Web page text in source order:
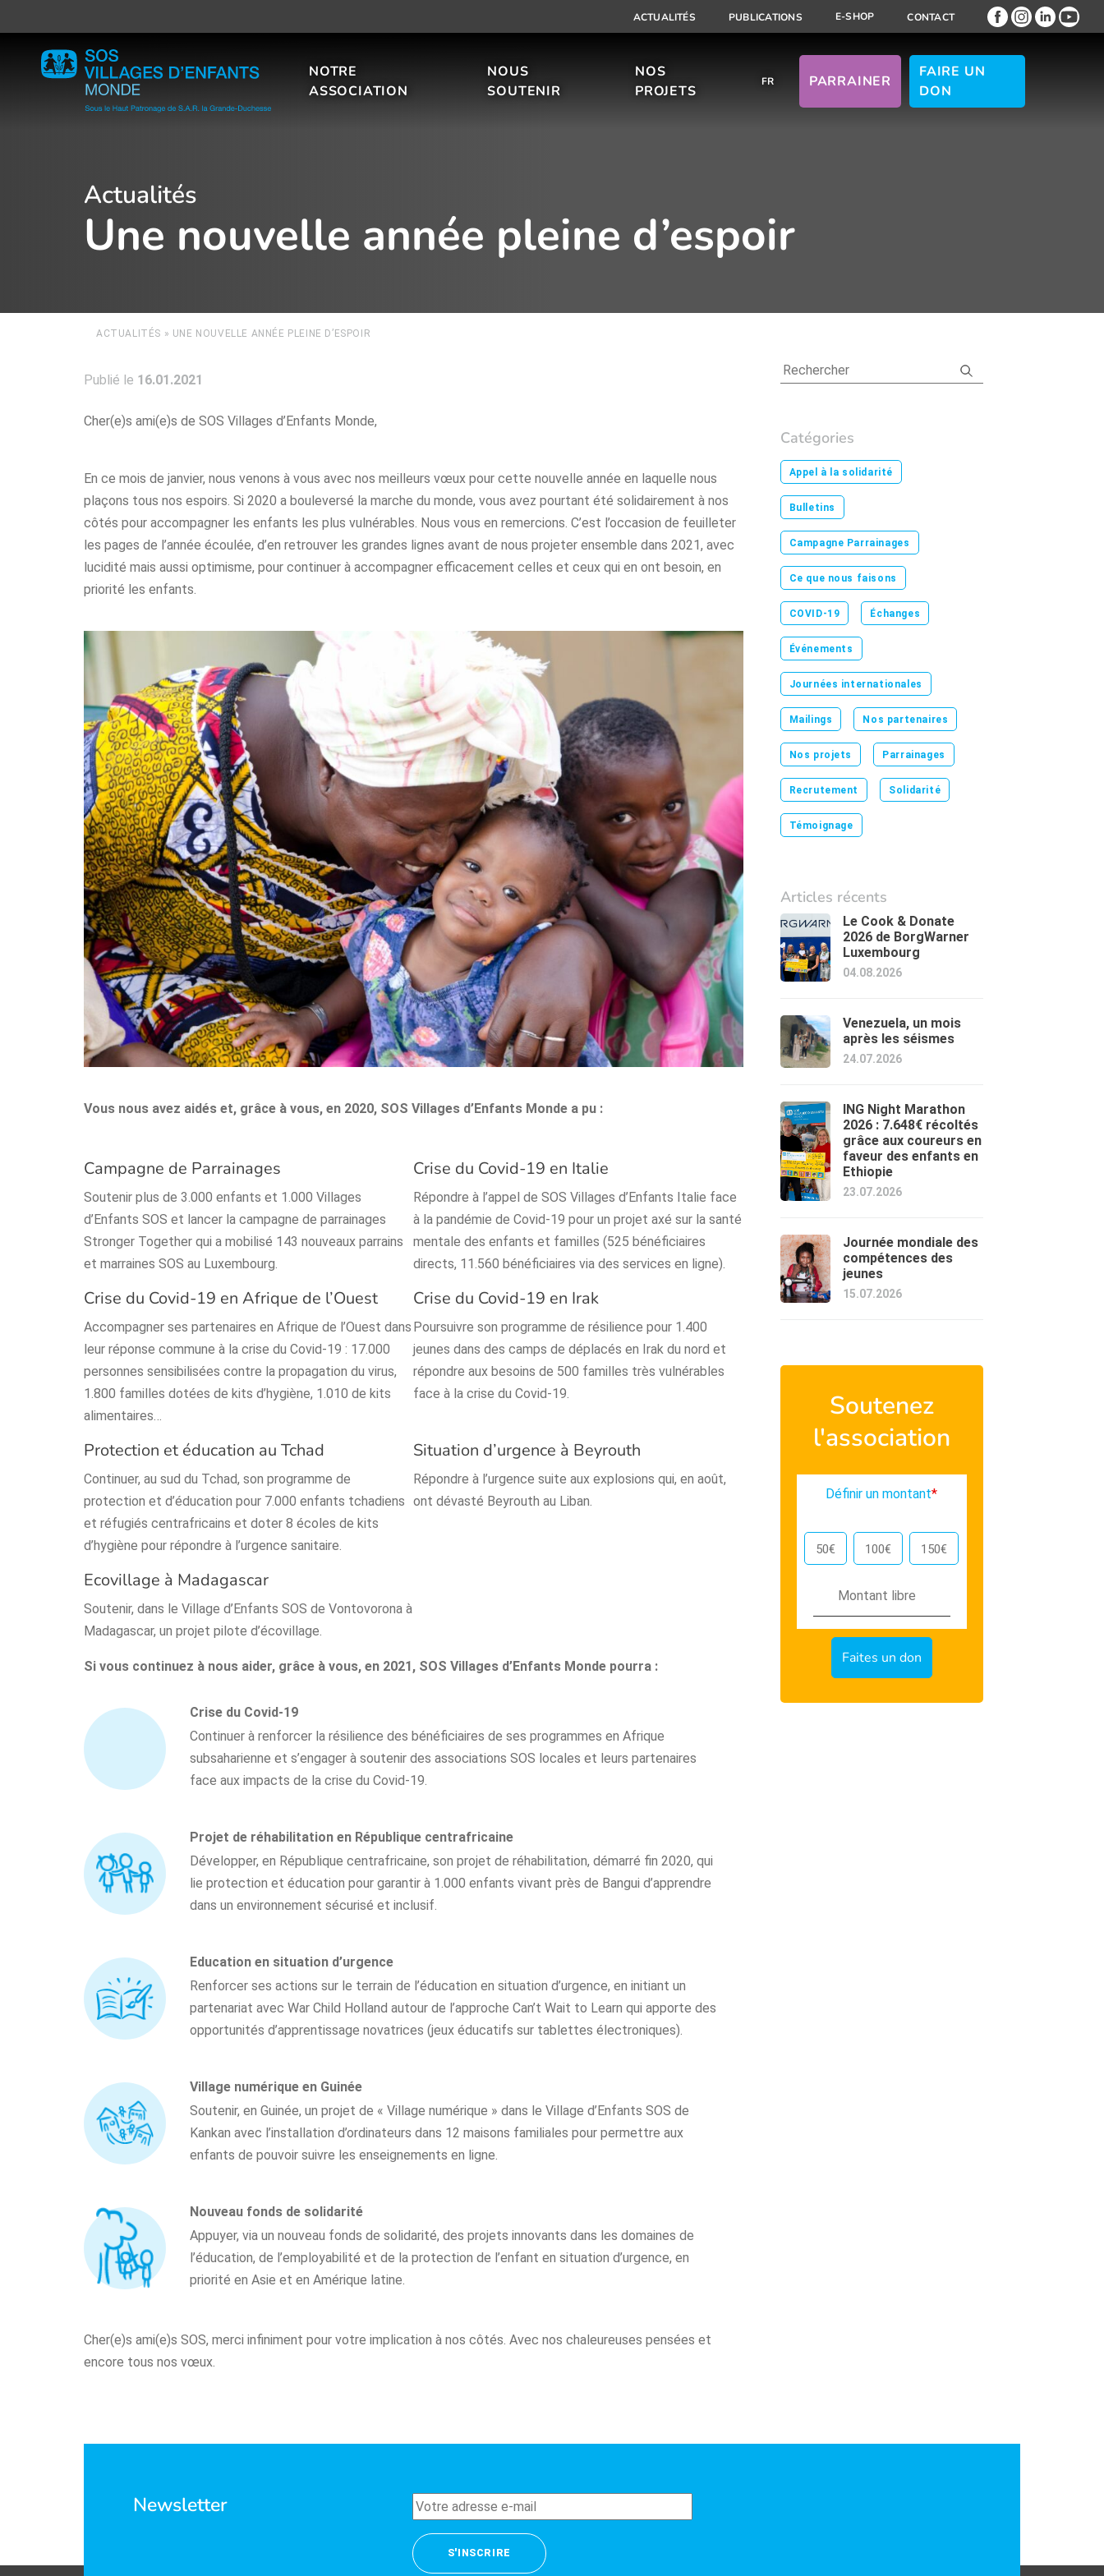
ACTUALITÉS PUBLICATIONS E-SHOP CONTACT
NOTRE
ASSOCIATION
NOUS
SOUTENIR
NOS
PROJETS
PARRAINER
FAIRE UN
DON
FR
Actualités
Une nouvelle année pleine d’espoir
ACTUALITÉS » UNE NOUVELLE ANNÉE PLEINE D’ESPOIR
Publié le 16.01.2021
Cher(e)s ami(e)s de SOS Villages d’Enfants Monde,
En ce mois de janvier, nous venons à vous avec nos meilleurs vœux pour cette nouvelle année en laquelle nous
plaçons tous nos espoirs. Si 2020 a bouleversé la marche du monde, vous avez pourtant été solidairement à nos
côtés pour accompagner les enfants les plus vulnérables. Nous vous en remercions. C’est l’occasion de feuilleter
les pages de l’année écoulée, d’en retrouver les grandes lignes avant de nous projeter ensemble dans 2021, avec
lucidité mais aussi optimisme, pour continuer à accompagner efficacement celles et ceux qui en ont besoin, en
priorité les enfants.
Vous nous avez aidés et, grâce à vous, en 2020, SOS Villages d’Enfants Monde a pu :
Campagne de Parrainages
Soutenir plus de 3.000 enfants et 1.000 Villages
d’Enfants SOS et lancer la campagne de parrainages
Stronger Together qui a mobilisé 143 nouveaux parrains
et marraines SOS au Luxembourg.
Crise du Covid-19 en Italie
Répondre à l’appel de SOS Villages d’Enfants Italie face
à la pandémie de Covid-19 pour un projet axé sur la santé
mentale des enfants et familles (525 bénéficiaires
directs, 11.560 bénéficiaires via des services en ligne).
Crise du Covid-19 en Afrique de l’Ouest
Accompagner ses partenaires en Afrique de l’Ouest dans
leur réponse commune à la crise du Covid-19 : 17.000
personnes sensibilisées contre la propagation du virus,
1.800 familles dotées de kits d’hygiène, 1.010 de kits
alimentaires…
Crise du Covid-19 en Irak
Poursuivre son programme de résilience pour 1.400
jeunes dans des camps de déplacés en Irak du nord et
répondre aux besoins de 500 familles très vulnérables
face à la crise du Covid-19.
Protection et éducation au Tchad
Continuer, au sud du Tchad, son programme de
protection et d’éducation pour 7.000 enfants tchadiens
et réfugiés centrafricains et doter 8 écoles de kits
d’hygiène pour répondre à l’urgence sanitaire.
Situation d’urgence à Beyrouth
Répondre à l’urgence suite aux explosions qui, en août,
ont dévasté Beyrouth au Liban.
Ecovillage à Madagascar
Soutenir, dans le Village d’Enfants SOS de Vontovorona à
Madagascar, un projet pilote d’écovillage.
Si vous continuez à nous aider, grâce à vous, en 2021, SOS Villages d’Enfants Monde pourra :
Crise du Covid-19
Continuer à renforcer la résilience des bénéficiaires de ses programmes en Afrique
subsaharienne et s’engager à soutenir des associations SOS locales et leurs partenaires
face aux impacts de la crise du Covid-19.
Projet de réhabilitation en République centrafricaine
Développer, en République centrafricaine, son projet de réhabilitation, démarré fin 2020, qui
lie protection et éducation pour garantir à 1.000 enfants vivant près de Bangui d’apprendre
dans un environnement sécurisé et inclusif.
Education en situation d’urgence
Renforcer ses actions sur le terrain de l’éducation en situation d’urgence, en initiant un
partenariat avec War Child Holland autour de l’approche Can’t Wait to Learn qui apporte des
opportunités d’apprentissage novatrices (jeux éducatifs sur tablettes électroniques).
Village numérique en Guinée
Soutenir, en Guinée, un projet de « Village numérique » dans le Village d’Enfants SOS de
Kankan avec l’installation d’ordinateurs dans 12 maisons familiales pour permettre aux
enfants de pouvoir suivre les enseignements en ligne.
Nouveau fonds de solidarité
Appuyer, via un nouveau fonds de solidarité, des projets innovants dans les domaines de
l’éducation, de l’employabilité et de la protection de l’enfant en situation d’urgence, en
priorité en Asie et en Amérique latine.
Cher(e)s ami(e)s SOS, merci infiniment pour votre implication à nos côtés. Avec nos chaleureuses pensées et
encore tous nos vœux.
Catégories
Appel à la solidarité
Bulletins
Campagne Parrainages
Ce que nous faisons
COVID-19 Échanges
Événements
Journées internationales
Mailings Nos partenaires
Nos projets Parrainages
Recrutement Solidarité
Témoignage
Articles récents
Le Cook & Donate
2026 de BorgWarner
Luxembourg
04.08.2026
Venezuela, un mois
après les séismes
24.07.2026
ING Night Marathon
2026 : 7.648€ récoltés
grâce aux coureurs en
faveur des enfants en
Ethiopie
23.07.2026
Journée mondiale des
compétences des
jeunes
15.07.2026
Soutenez
l'association
Définir un montant*
50€ 100€ 150€
Newsletter